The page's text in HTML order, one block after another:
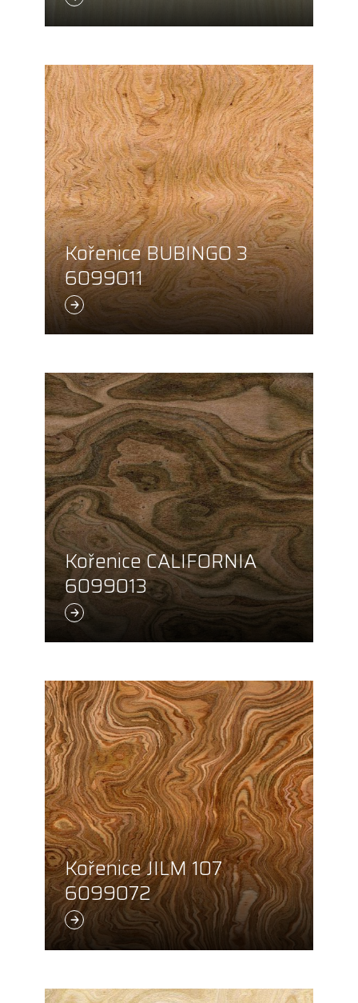
Kořenice BUBINGO 3
6099011
Kořenice CALIFORNIA
6099013
Kořenice JILM 107
6099072